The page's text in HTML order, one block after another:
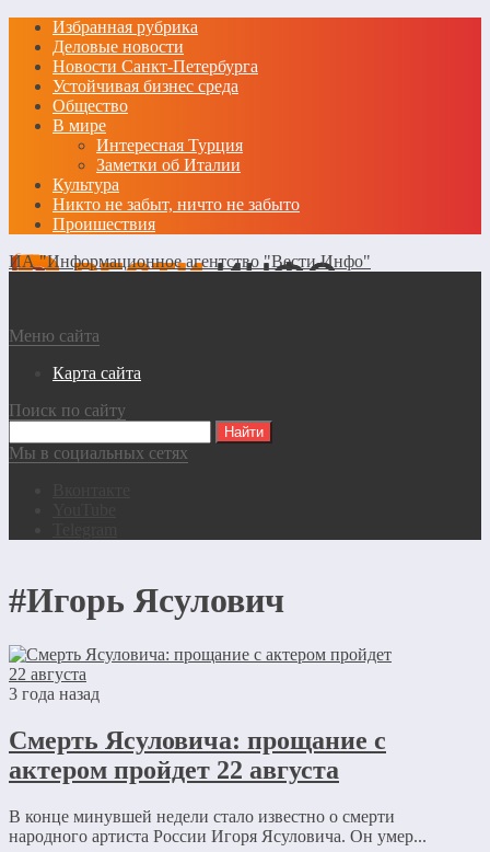
Избранная рубрика
Деловые новости
Новости Санкт-Петербурга
Устойчивая бизнес среда
Общество
В мире
Интересная Турция
Заметки об Италии
Культура
Никто не забыт, ничто не забыто
Проишествия
ИА "Информационное агентство "Вести Инфо"
Меню сайта
Карта сайта
Поиск по сайту
Мы в социальных сетях
#Игорь Ясулович
3 года назад
Смерть Ясуловича: прощание с
актером пройдет 22 августа
В конце минувшей недели стало известно о смерти
народного артиста России Игоря Ясуловича. Он умер...